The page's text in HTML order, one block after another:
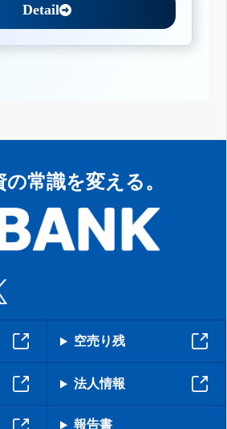
Detail
常識を変える。
空売り残
法人情報
報告書